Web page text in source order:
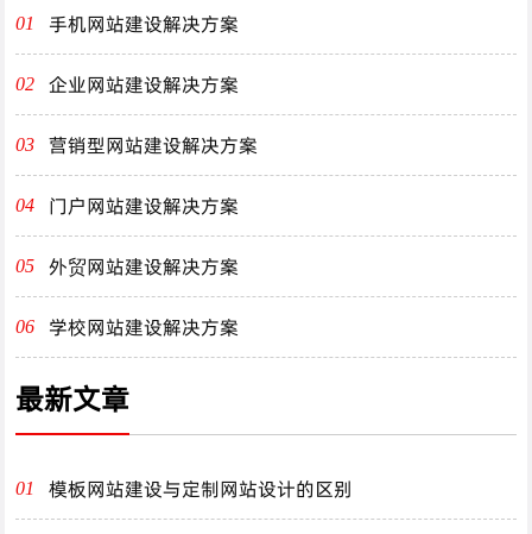
01 手机网站建设解决方案
02 企业网站建设解决方案
03 营销型网站建设解决方案
04 门户网站建设解决方案
05 外贸网站建设解决方案
06 学校网站建设解决方案
最新文章
01 模板网站建设与定制网站设计的区别